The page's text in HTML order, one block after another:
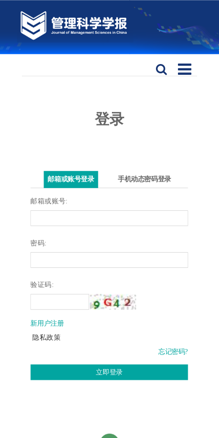
登录
邮箱或账号登录 手机动态密码登录
邮箱或账号:
密码:
验证码:
新用户注册
隐私政策
忘记密码?
立即登录